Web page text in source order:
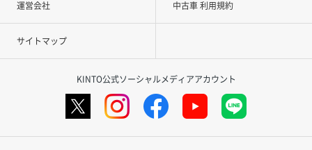
運営会社 中古車 利用規約
サイトマップ
KINTO公式ソーシャルメディアアカウント